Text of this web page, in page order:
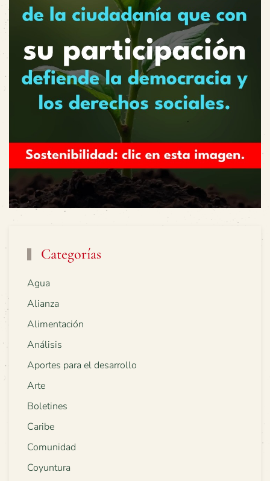
Categorías
Agua
Alianza
Alimentación
Análisis
Aportes para el desarrollo
Arte
Boletines
Caribe
Comunidad
Coyuntura